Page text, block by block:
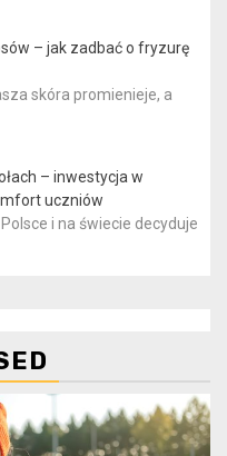
– jak zadbać o fryzurę
skóra promienieje, a
– inwestycja w
uczniów
i na świecie decyduje